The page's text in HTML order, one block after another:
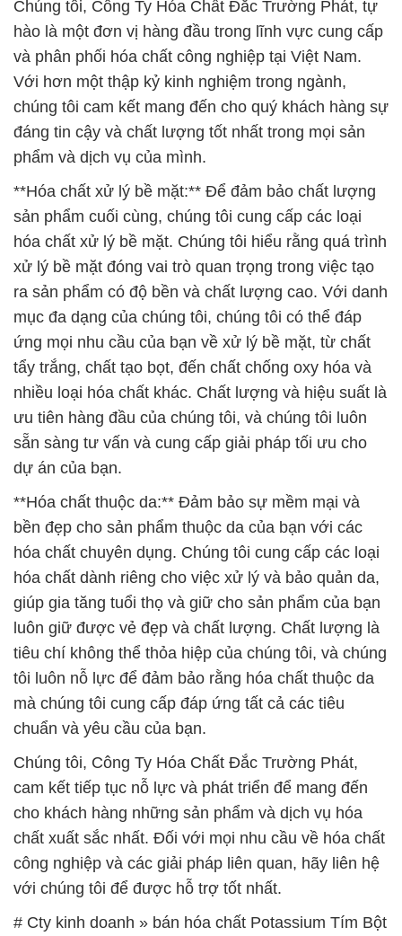
Chúng tôi, Công Ty Hóa Chất Đắc Trường Phát, tự
hào là một đơn vị hàng đầu trong lĩnh vực cung cấp
và phân phối hóa chất công nghiệp tại Việt Nam.
Với hơn một thập kỷ kinh nghiệm trong ngành,
chúng tôi cam kết mang đến cho quý khách hàng sự
đáng tin cậy và chất lượng tốt nhất trong mọi sản
phẩm và dịch vụ của mình.
**Hóa chất xử lý bề mặt:** Để đảm bảo chất lượng
sản phẩm cuối cùng, chúng tôi cung cấp các loại
hóa chất xử lý bề mặt. Chúng tôi hiểu rằng quá trình
xử lý bề mặt đóng vai trò quan trọng trong việc tạo
ra sản phẩm có độ bền và chất lượng cao. Với danh
mục đa dạng của chúng tôi, chúng tôi có thể đáp
ứng mọi nhu cầu của bạn về xử lý bề mặt, từ chất
tẩy trắng, chất tạo bọt, đến chất chống oxy hóa và
nhiều loại hóa chất khác. Chất lượng và hiệu suất là
ưu tiên hàng đầu của chúng tôi, và chúng tôi luôn
sẵn sàng tư vấn và cung cấp giải pháp tối ưu cho
dự án của bạn.
**Hóa chất thuộc da:** Đảm bảo sự mềm mại và
bền đẹp cho sản phẩm thuộc da của bạn với các
hóa chất chuyên dụng. Chúng tôi cung cấp các loại
hóa chất dành riêng cho việc xử lý và bảo quản da,
giúp gia tăng tuổi thọ và giữ cho sản phẩm của bạn
luôn giữ được vẻ đẹp và chất lượng. Chất lượng là
tiêu chí không thể thỏa hiệp của chúng tôi, và chúng
tôi luôn nỗ lực để đảm bảo rằng hóa chất thuộc da
mà chúng tôi cung cấp đáp ứng tất cả các tiêu
chuẩn và yêu cầu của bạn.
Chúng tôi, Công Ty Hóa Chất Đắc Trường Phát,
cam kết tiếp tục nỗ lực và phát triển để mang đến
cho khách hàng những sản phẩm và dịch vụ hóa
chất xuất sắc nhất. Đối với mọi nhu cầu về hóa chất
công nghiệp và các giải pháp liên quan, hãy liên hệ
với chúng tôi để được hỗ trợ tốt nhất.
# Cty kinh doanh » bán hóa chất Potassium Tím Bột